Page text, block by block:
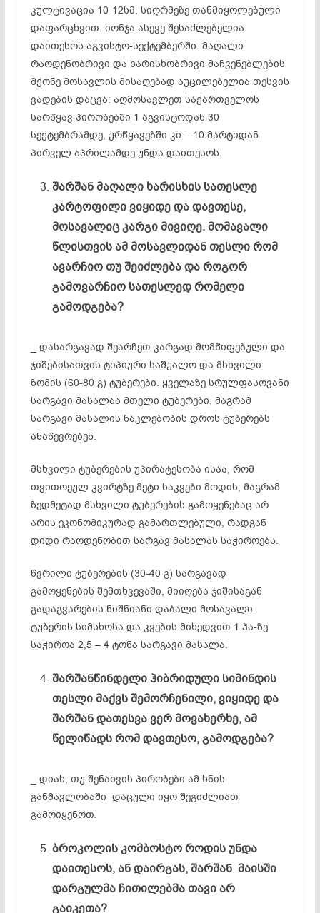
კულტივაცია 10-12სმ. სიღრმეზე თანმიყოლებული
დაფარცხვით. იონჯა ასევე შესაძლებელია
დაითესოს აგვისტო-სექტემბერში. მაღალი
რაოდენობრივი და ხარისხობრივი მაჩვენებლების
მქონე მოსავლის მისაღებად აუცილებელია თესვის
ვადების დაცვა: აღმოსავლეთ საქართველოს
სარწყავ პირობებში 1 აგვისტოდან 30
სექტემბრამდე, ურწყავებში კი – 10 მარტიდან
პირველ აპრილამდე უნდა დაითესოს.
შარშან მაღალი ხარისხის სათესლე
კარტოფილი ვიყიდე და დავთესე,
მოსავალიც კარგი მივიღე. მომავალი
წლისთვის ამ მოსავლიდან თესლი რომ
ავარჩიო თუ შეიძლება და როგორ
გამოვარჩიო სათესლედ რომელი
გამოდგება?
_ დასარგავად შეარჩეთ კარგად მომწიფებული და
ჯიშებისათვის ტიპიური საშუალო და მსხვილი
ზომის (60-80 გ) ტუბერები. ყველაზე სრულფასოვანი
სარგავი მასალაა მთელი ტუბერები, მაგრამ
სარგავი მასალის ნაკლებობის დროს ტუბერებს
ანაწევრებენ.
მსხვილი ტუბერების უპირატესობა ისაა, რომ
თვითოეულ კვირტზე მეტი საკვები მოდის, მაგრამ
ზედმეტად მსხვილი ტუბერების გამოყენებაც არ
არის ეკონომიკურად გამართლებული, რადგან
დიდი რაოდენობით სარგავ მასალას საჭიროებს.
წვრილი ტუბერების (30-40 გ) სარგავად
გამოყენების შემთხვევაში, მიიღება ჯიშისაგან
გადაგვარების ნიშნიანი დაბალი მოსავალი.
ტუბერის სიმსხოსა და კვების მიხედვით 1 ჰა-ზე
საჭიროა 2,5 – 4 ტონა სარგავი მასალა.
შარშანწინდელი ჰიბრიდული სიმინდის
თესლი მაქვს შემორჩენილი, ვიყიდე და
შარშან დათესვა ვერ მოვახერხე, ამ
წელიწადს რომ დავთესო, გამოდგება?
_ დიახ, თუ შენახვის პირობები ამ ხნის
განმავლობაში დაცული იყო შეგიძლიათ
გამოიყენოთ.
ბროკოლის კომბოსტო როდის უნდა
დაითესოს, ან დაირგას, შარშან მაისში
დარგულმა ჩითილებმა თავი არ
გაიკეთა?